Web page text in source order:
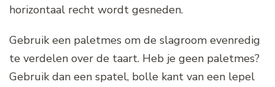
horizontaal recht wordt gesneden.
Gebruik een paletmes om de slagroom evenredig
te verdelen over de taart. Heb je geen paletmes?
Gebruik dan een spatel, bolle kant van een lepel